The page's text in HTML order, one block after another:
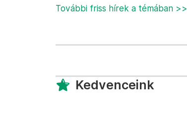
További friss hírek a témában >>
Kedvenceink